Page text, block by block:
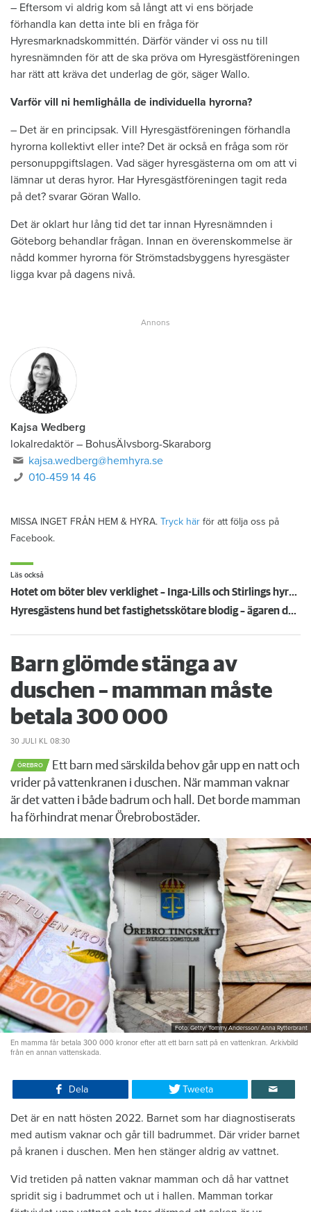
– Eftersom vi aldrig kom så långt att vi ens började
förhandla kan detta inte bli en fråga för
Hyresmarknadskommittén. Därför vänder vi oss nu till
hyresnämnden för att de ska pröva om Hyresgästföreningen
har rätt att kräva det underlag de gör, säger Wallo.
Varför vill ni hemlighålla de individuella hyrorna?
– Det är en principsak. Vill Hyresgästföreningen förhandla
hyrorna kollektivt eller inte? Det är också en fråga som rör
personuppgiftslagen. Vad säger hyresgästerna om om att vi
lämnar ut deras hyror. Har Hyresgästföreningen tagit reda
på det? svarar Göran Wallo.
Det är oklart hur lång tid det tar innan Hyresnämnden i
Göteborg behandlar frågan. Innan en överenskommelse är
nådd kommer hyrorna för Strömstadsbyggens hyresgäster
ligga kvar på dagens nivå.
Kajsa Wedberg
lokalredaktör – BohusÄlvsborg-Skaraborg
kajsa.wedberg@hemhyra.se
010-459 14 46
MISSA INGET FRÅN HEM & HYRA. Tryck här för att följa oss på
Facebook.
Läs också
Hotet om böter blev verklighet – Inga-Lills och Stirlings hyresvärdar får betala 75 000: ”Herregud så onödigt”
Hyresgästens hund bet fastighetsskötare blodig – ägaren döms och förlorar nu lägenheten
Barn glömde stänga av
duschen – mamman måste
betala 300 000
30 JULI KL 08:30
ÖREBRO
Ett barn med särskilda behov går upp en natt och
vrider på vattenkranen i duschen. När mamman vaknar
är det vatten i både badrum och hall. Det borde mamman
ha förhindrat menar Örebrobostäder.
Foto: Getty/ Tommy Andersson/ Anna Rytterbrant
En mamma får betala 300 000 kronor efter att ett barn satt på en vattenkran. Arkivbild
från en annan vattenskada.
Dela Tweeta
Det är en natt hösten 2022. Barnet som har diagnostiserats
med autism vaknar och går till badrummet. Där vrider barnet
på kranen i duschen. Men hen stänger aldrig av vattnet.
Vid tretiden på natten vaknar mamman och då har vattnet
spridit sig i badrummet och ut i hallen. Mamman torkar